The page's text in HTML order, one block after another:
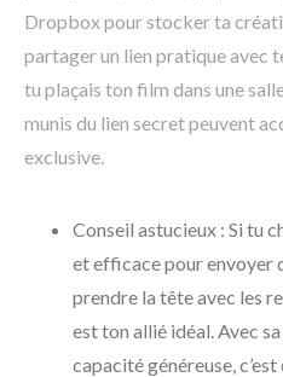
Dropbox pour stocker ta
partager un lien pratique avec
tu plaçais ton film dans une
munis du lien secret peuvent
exclusive.
Conseil astucieux : Si tu
et efficace pour envoyer
prendre la tête avec les
est ton allié idéal. Avec
capacité généreuse,